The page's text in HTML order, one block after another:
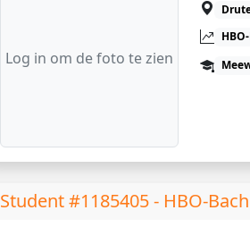
Log in om de foto te zien
Student #1185405 - HBO-